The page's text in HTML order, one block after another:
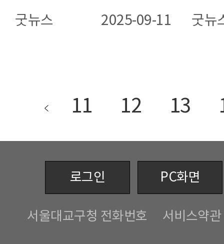
굿뉴스 2025-09-11 굿뉴
11 12 13
로그인 PC화면
서울대교구청 전화번호 서비스약관